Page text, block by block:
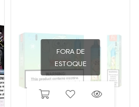
FORA DE
ESTOQUE